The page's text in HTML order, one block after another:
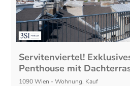
Servitenviertel!
Penthouse mit
1090 Wien -Wohnung, Kauf